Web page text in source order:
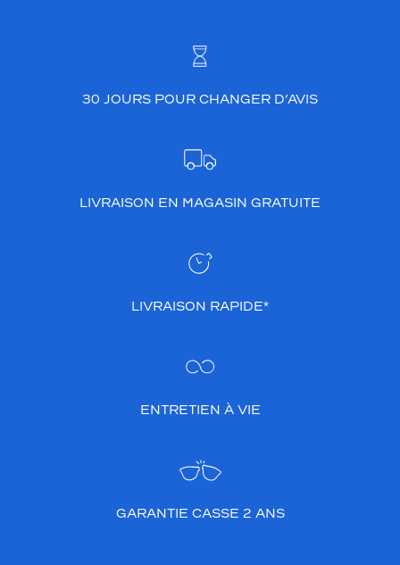
30 JOURS POUR CHANGER D’AVIS
LIVRAISON EN MAGASIN GRATUITE
LIVRAISON RAPIDE*
ENTRETIEN À VIE
GARANTIE CASSE 2 ANS